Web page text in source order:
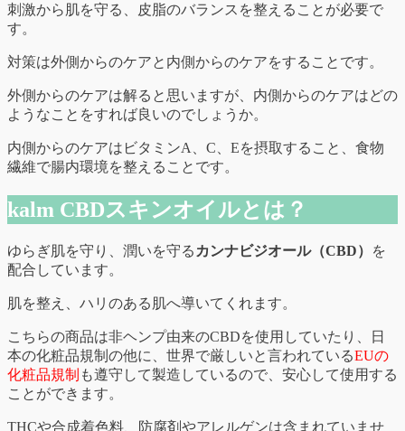
刺激から肌を守る、皮脂のバランスを整えることが必要で
す。
対策は外側からのケアと内側からのケアをすることです。
外側からのケアは解ると思いますが、内側からのケアはどの
ようなことをすれば良いのでしょうか。
内側からのケアはビタミンA、C、Eを摂取すること、食物
繊維で腸内環境を整えることです。
kalm CBDスキンオイルとは？
ゆらぎ肌を守り、潤いを守る カンナビジオール（CBD）
を
配合しています。
肌を整え、ハリのある肌へ導いてくれます。
こちらの商品は非ヘンプ由来のCBDを使用していたり、日
本の化粧品規制の他に、世界で厳しいと言われているEUの
化粧品規制 も遵守して製造しているので、安心して使用する
ことができます。
THCや合成着色料、防腐剤やアレルゲンは含まれていませ